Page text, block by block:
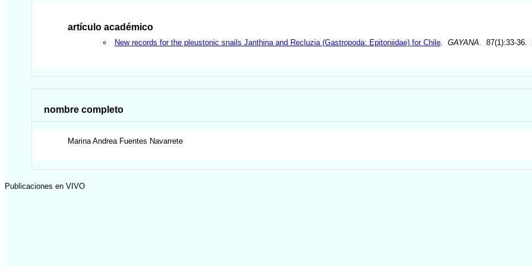
artículo académico
New records for the pleustonic snails Janthina and Recluzia (Gastropoda: Epitoniidae) for Chile. GAYANA . 87(1):33-36.
nombre completo
Marina Andrea Fuentes Navarrete
Publicaciones en VIVO